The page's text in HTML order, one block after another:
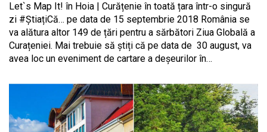
Let`s Map It! în Hoia | Curățenie în toată țara într-o singură
zi #ȘtiațiCă… pe data de 15 septembrie 2018 România se
va alătura altor 149 de țări pentru a sărbători Ziua Globală a
Curațeniei. Mai trebuie să știți că pe data de 30 august, va
avea loc un eveniment de cartare a deșeurilor în…